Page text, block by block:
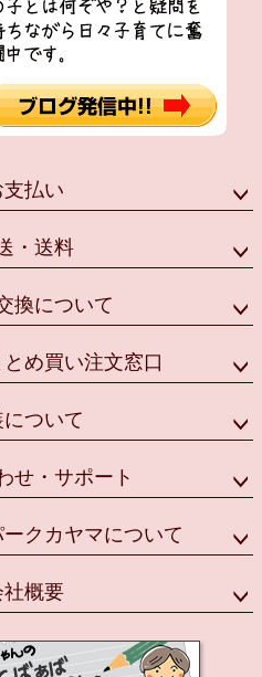
払い
・送料
換について
め買い注文窓口
ついて
せ・サポート
クカヤマについて
概要